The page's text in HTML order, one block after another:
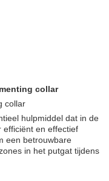
collar
collar
hulpmiddel dat in de
efficiënt en effectief
een betrouwbare
in het putgat tijdens